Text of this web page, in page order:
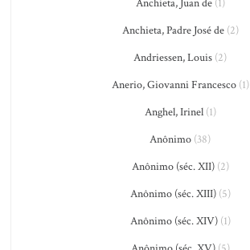
Anchieta, Juan de(1)
Anchieta, Padre José de(2)
Andriessen, Louis (2)
Anerio, Giovanni Francesco(1)
Anghel, Irinel(1)
Anônimo (38)
Anônimo (séc. XII)(2)
Anônimo (séc. XIII)(5)
Anônimo (séc. XIV)(1)